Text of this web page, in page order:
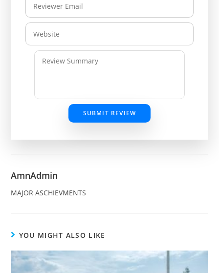
SUBMIT REVIEW
AmnAdmin
MAJOR ASCHIEVMENTS
YOU MIGHT ALSO LIKE